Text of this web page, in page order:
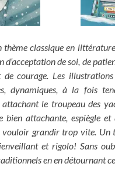
thème classique en
d’acceptation de soi, de
de courage. Les
dynamiques, à la fois
le troupeau des
bien attachante, espiègle et
vouloir grandir trop vite. Un
et rigolo! Sans
en en détournant